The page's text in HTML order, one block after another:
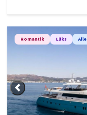
Önceki
Romantik Lüks Aile